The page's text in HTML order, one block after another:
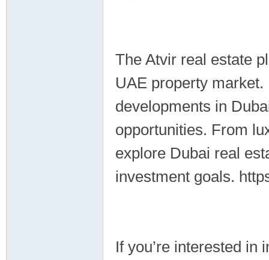
The Atvir real estate
UAE property
developments in
opportunities. From
explore Dubai real
investment goals.
If you’re interested in